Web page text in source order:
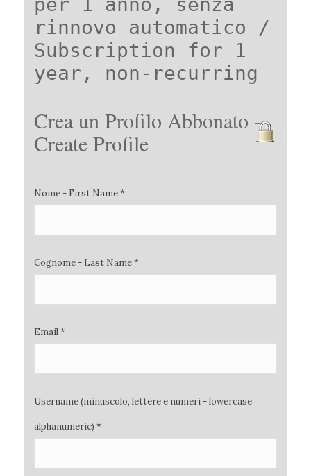
rinnovo automatico /
Subscription for 1
year, non-recurring
Crea un Profilo Abbonato -
Create Profile
Nome - First Name *
Cognome - Last Name *
Email *
Username (minuscolo, lettere e numeri - lowercase
alphanumeric) *